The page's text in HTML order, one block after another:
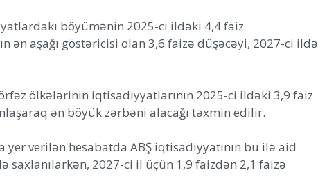
böyümənin 2025-ci ildəki 4,4 faiz
ən aşağı göstəricisi olan 3,6 faizə düşəcəyi, 2027-ci ildə
ölkələrinin iqtisadiyyatlarının 2025-ci ildəki 3,9 faiz
ən böyük zərbəni alacağı təxmin edilir.
verilən hesabatda ABŞ iqtisadiyyatının bu ilə aid
saxlanılarkən, 2027-ci il üçün 1,9 faizdən 2,1 faizə